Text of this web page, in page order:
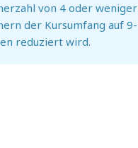
von 4 oder weniger
der Kursumfang auf 9-
reduziert wird.